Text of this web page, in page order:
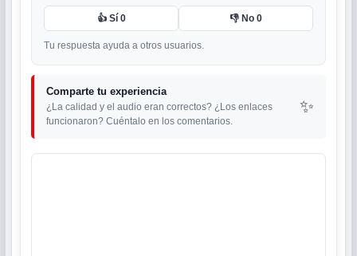
👍 Sí 0 👎 No 0
Tu respuesta ayuda a otros usuarios.
Comparte tu experiencia
¿La calidad y el audio eran correctos? ¿Los enlaces
funcionaron? Cuéntalo en los comentarios.
✨